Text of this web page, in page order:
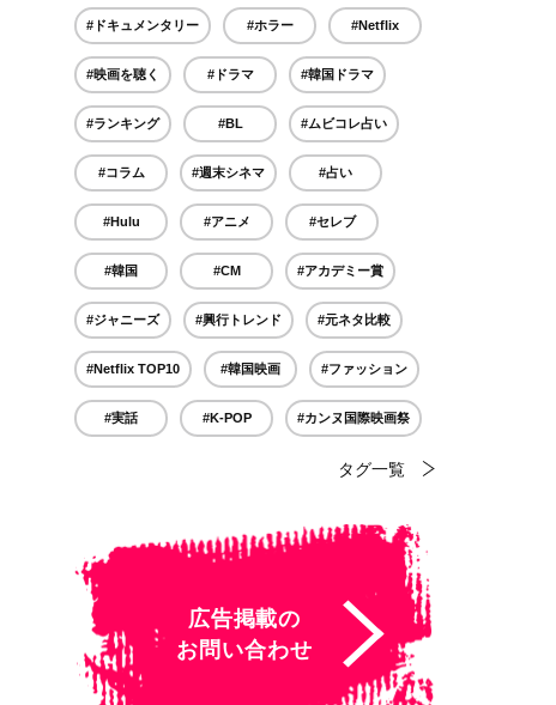
#ドキュメンタリー #ホラー #Netflix
#映画を聴く #ドラマ #韓国ドラマ
#ランキング #BL #ムビコレ占い
#コラム #週末シネマ #占い
#Hulu #アニメ #セレブ
#韓国 #CM #アカデミー賞
#ジャニーズ #興行トレンド #元ネタ比較
#Netflix TOP10 #韓国映画 #ファッション
#実話 #K-POP #カンヌ国際映画祭
タグ一覧
広告掲載の
お問い合わせ